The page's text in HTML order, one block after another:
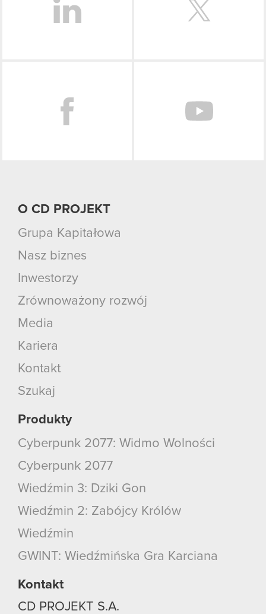
O CD PROJEKT
Grupa Kapitałowa
Nasz biznes
Inwestorzy
Zrównoważony rozwój
Media
Kariera
Kontakt
Szukaj
Produkty
Cyberpunk 2077: Widmo Wolności
Cyberpunk 2077
Wiedźmin 3: Dziki Gon
Wiedźmin 2: Zabójcy Królów
Wiedźmin
GWINT: Wiedźmińska Gra Karciana
Kontakt
CD PROJEKT S.A.